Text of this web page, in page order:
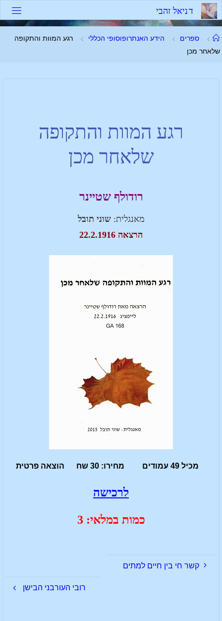
דניאל זהבי
ספרים הידע האנתרופוסופי הכללי
רגע המוות והתקופה
שלאחר מכן
רגע המוות והתקופה
שלאחר מכן
רודולף שטיינר
מאנגלית:שוני תובל
הרצאה 22.2.1916
מכיל 49 עמודים מחירו: 30 שח הוצאה פרטית
לרכישה
כמות במלאי: 3
קשר חי בין חיים למתים
רובי העורבני הבישן